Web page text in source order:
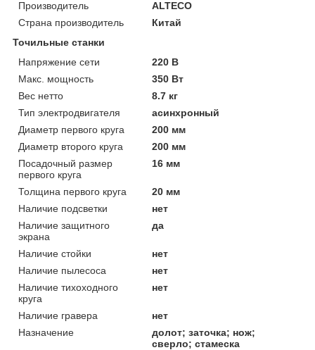
Производитель
ALTECO
Страна производитель
Китай
Точильные станки
Напряжение сети
220 В
Макс. мощность
350 Вт
Вес нетто
8.7 кг
Тип электродвигателя
асинхронный
Диаметр первого круга
200 мм
Диаметр второго круга
200 мм
Посадочный размер
первого круга
16 мм
Толщина первого круга
20 мм
Наличие подсветки
нет
Наличие защитного
экрана
да
Наличие стойки
нет
Наличие пылесоса
нет
Наличие тихоходного
круга
нет
Наличие гравера
нет
Назначение
долот; заточка; нож;
сверло; стамеска